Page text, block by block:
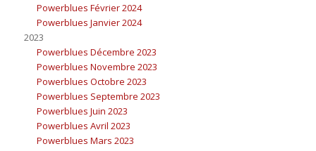
Powerblues Février 2024
Powerblues Janvier 2024
2023
Powerblues Décembre 2023
Powerblues Novembre 2023
Powerblues Octobre 2023
Powerblues Septembre 2023
Powerblues Juin 2023
Powerblues Avril 2023
Powerblues Mars 2023